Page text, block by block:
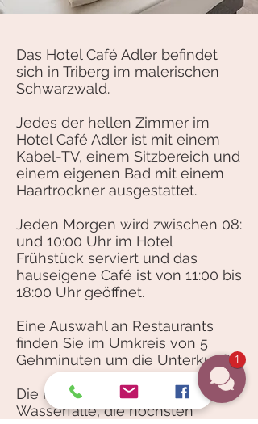
Das Hotel Café Adler befindet
sich in Triberg im malerischen
Schwarzwald.
Jedes der hellen Zimmer im
Hotel Café Adler ist mit einem
Kabel-TV, einem Sitzbereich und
einem eigenen Bad mit einem
Haartrockner ausgestattet.
Jeden Morgen wird zwischen 08:
und 10:00 Uhr im Hotel
Frühstück serviert und das
hauseigene Café ist von 11:00 bis
18:00 Uhr geöffnet.
Eine Auswahl an Restaurants
finden Sie im Umkreis von 5
Gehminuten um die Unterkunft.
Die malerischen Triberger
Wasserfälle, die höchsten
1